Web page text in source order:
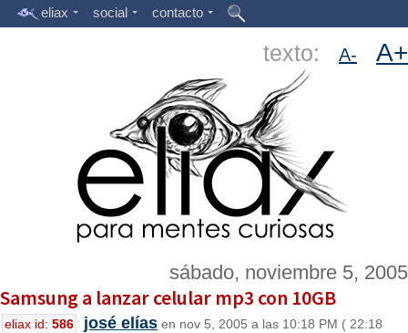
eliax social contacto
texto: A- A+
sábado, noviembre 5, 2005
Samsung a lanzar celular mp3 con 10GB
eliax id: 586 josé elías en nov 5, 2005 a las 10:18 PM ( 22:18